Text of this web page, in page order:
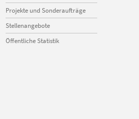
Projekte und Sonderaufträge
Stellenangebote
Öffentliche Statistik